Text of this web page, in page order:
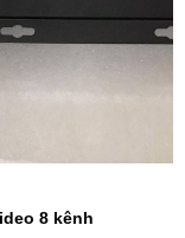
8 kênh